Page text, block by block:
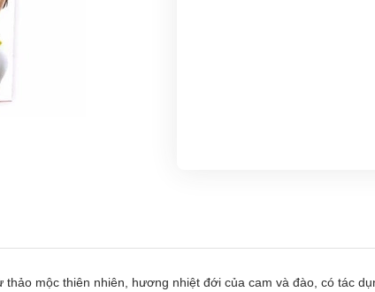
mộc thiên nhiên, hương nhiệt đới của cam và đào, có tác